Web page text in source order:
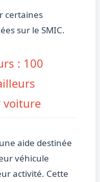
certaines
sur le SMIC.
: 100
voiture
aide destinée
véhicule
activité. Cette